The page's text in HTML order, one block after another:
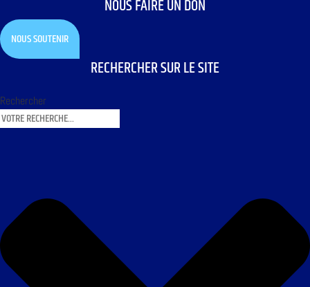
NOUS FAIRE UN DON
NOUS SOUTENIR
RECHERCHER SUR LE SITE
Rechercher